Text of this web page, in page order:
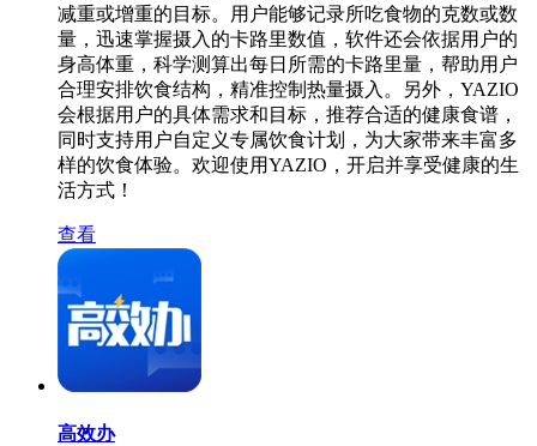
减重或增重的目标。用户能够记录所吃食物的克数或数
量，迅速掌握摄入的卡路里数值，软件还会依据用户的
身高体重，科学测算出每日所需的卡路里量，帮助用户
合理安排饮食结构，精准控制热量摄入。另外，YAZIO
会根据用户的具体需求和目标，推荐合适的健康食谱，
同时支持用户自定义专属饮食计划，为大家带来丰富多
样的饮食体验。欢迎使用YAZIO，开启并享受健康的生
活方式！
查看
高效办